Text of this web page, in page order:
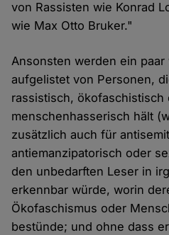
von Rassisten wie Konrad
wie Max Otto Bruker."
Ansonsten werden ein paar
aufgelistet von Personen,
rassistisch, ökofaschistisch
menschenhasserisch hält
zusätzlich auch für
antiemanzipatorisch oder
den unbedarften Leser in
erkennbar würde, worin
Ökofaschismus oder
bestünde; und ohne dass